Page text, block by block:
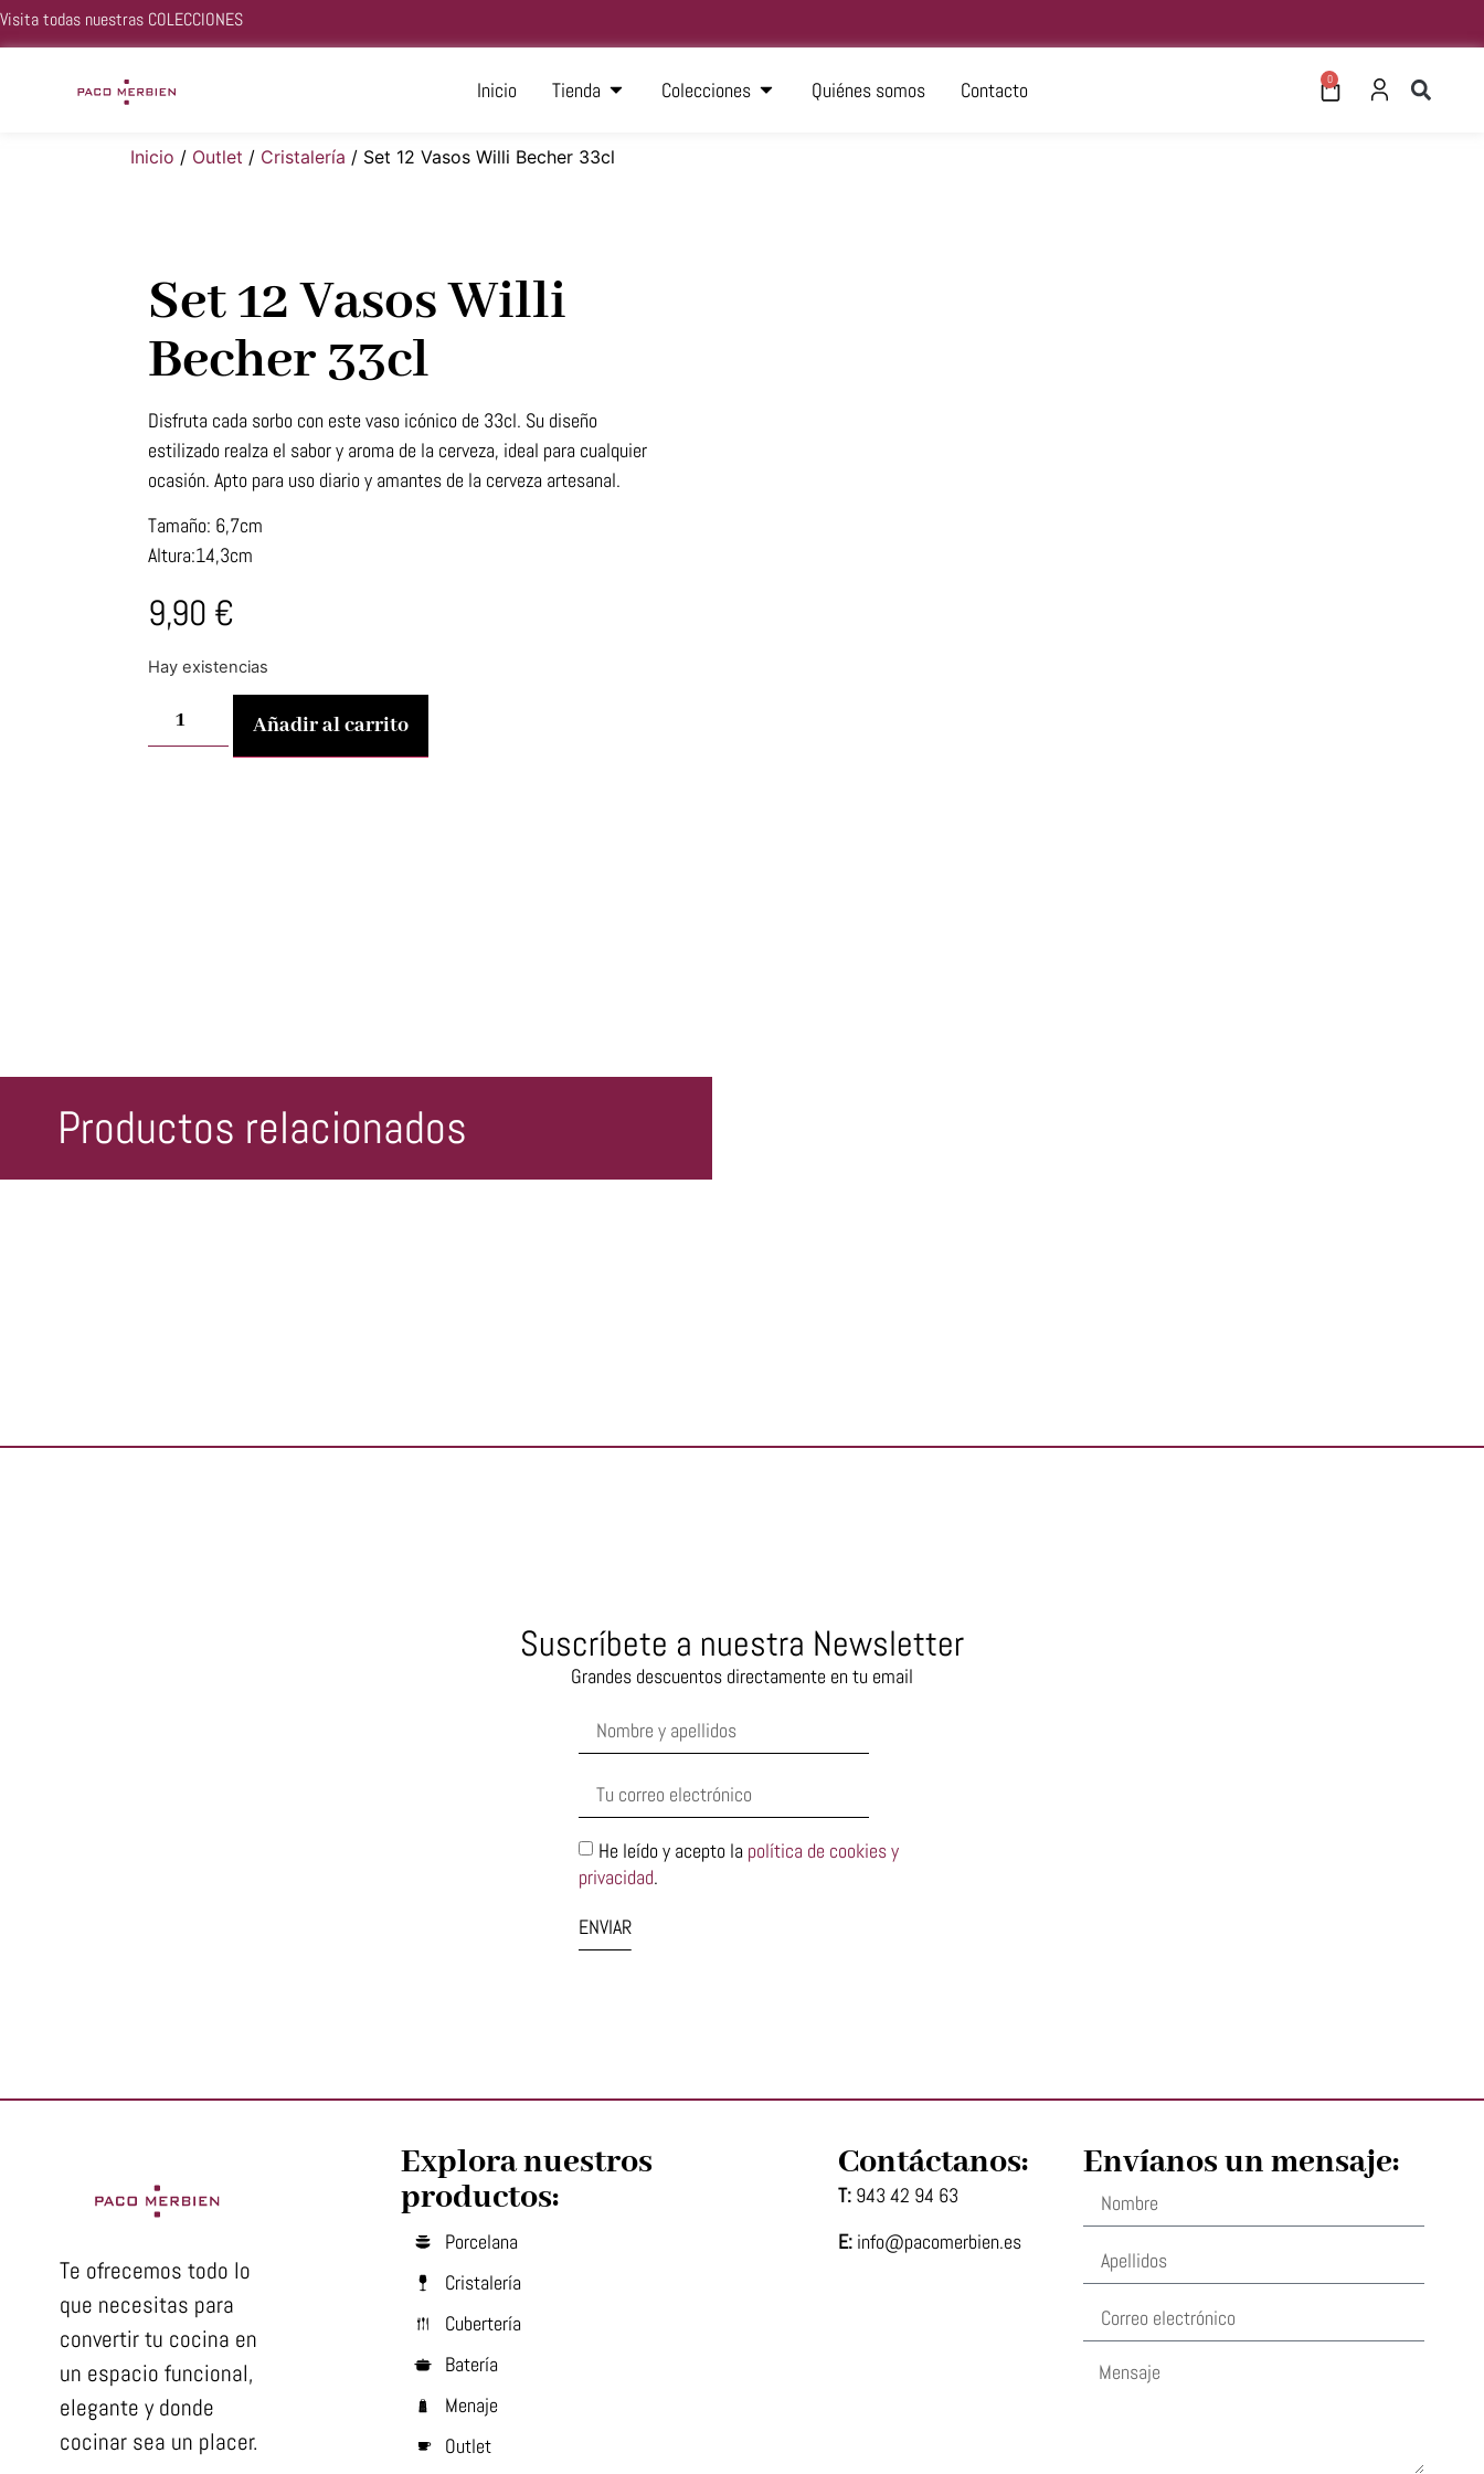
Visita todas nuestras COLECCIONES
Inicio Tienda Colecciones Quiénes somos Contacto 0
Inicio / Outlet / Cristalería / Set 12 Vasos Willi Becher 33cl
Set 12 Vasos Willi
Becher 33cl
Disfruta cada sorbo con este vaso icónico de 33cl. Su diseño
estilizado realza el sabor y aroma de la cerveza, ideal para cualquier
ocasión. Apto para uso diario y amantes de la cerveza artesanal.
Tamaño: 6,7cm
Altura:14,3cm
9,90 €
Hay existencias
Añadir al carrito
Productos relacionados
Suscríbete a nuestra Newsletter
Grandes descuentos directamente en tu email
He leído y acepto la política de cookies y
privacidad.
ENVIAR
Te ofrecemos todo lo
que necesitas para
convertir tu cocina en
un espacio funcional,
elegante y donde
cocinar sea un placer.
Explora nuestros
productos:
Porcelana
Cristalería
Cubertería
Batería
Menaje
Outlet
Contáctanos:
T: 943 42 94 63
E:info@pacomerbien.es
Envíanos un mensaje: